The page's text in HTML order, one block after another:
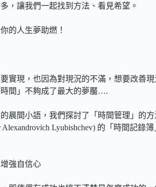
，讓我們一起找到方法、看見希望。
的人生夢助燃！
實現，也因為對現況的不滿，想要改善
間」不夠成了最大的夢靨….
晨間小語，我們探討了「時間管理」的
Alexandrovich Lyubishchev) 的「時間記
強自信心